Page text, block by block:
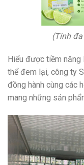
(Tính
Hiểu được tiềm năng
thể đem lại, công ty
đồng hành cùng các
mang những sản